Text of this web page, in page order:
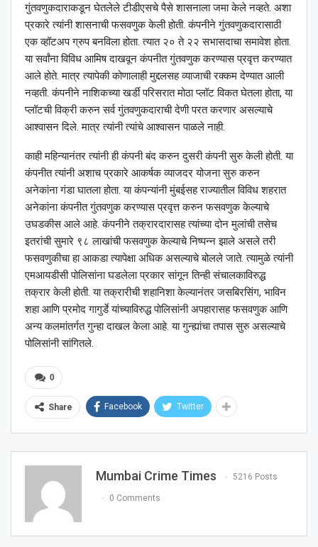
गुंतवणुकदाराकडून घेतलेले टीडीएसचे पैसे शासनाला जमा केले नव्हते. अशा
प्रकारे त्यांनी शासनाची फसवणुक केली होती. कंपनीने गुंतवणुकदारासाठी
एक व्हॉटअप ग्रुप बनविला होता. त्यात २० ते २२ सभासदाचा समावेश होता.
या सर्वांना विविध आमिष दाखवून कंपनीत गुंतवणुक करण्यास प्रवृत्त करण्यात
आले होते. मात्र त्यापेकी कोणालाही मुद्दलसह व्याजाची रक्कम देण्यात आली
नव्हती. कंपनीने नाशिकच्या खर्डी परिसरात मोठा प्लॉट विकत घेतला होता, या
प्लॉटची विक्री करुन सर्व गुंतवणुकदाराची देणी परत करणार असल्याचे
आश्‍वासन दिले. मात्र त्यांनी त्यांचे आश्‍वासन पाळले नाही.
काही महिन्यानंतर त्यांनी ही कंपनी बंद करुन दुसरी कंपनी सुरु केली होती. या
कंपनीत त्यांनी अशाच प्रकारे आकर्षक व्याजदर योजना सुरु करुन
अनेकांना गंडा घातला होता. या कंपन्यांनी मुंबईसह राज्यातील विविध शहरात
अनेकांना कंपनीत गुंतवणुक करण्यास प्रवृत्त करुन फसवणुक केल्याचे
उघडकीस आले आहे. कंपनीने तक्रारदारासह त्यांच्या दोन मुलांची तसेच
इतरांची सुमारे ९८ लाखांची फसवणुक केल्याचे निष्पन्न झाले असले तरी
फसवणुकीचा हा आकडा त्यापेक्षा अधिक असल्याचे बोलले जाते. त्यामुळे त्यांनी
एमआयडीसी पोलिसांना घडलेला प्रकार सांगून तिन्ही संचालकाविरुद्ध
तक्रार केली होती. या तक्रारीची शहानिशा केल्यानंतर जसबिरसिंग, भाविन
शहा आणि प्रमोद गागुर्डे यांच्याविरुद्ध पोलिसांनी अपहारासह फसवणुक आणि
अन्य कलमांतर्गत गुन्हा दाखल केला आहे. या गुन्ह्यांचा तपास सुरु असल्याचे
पोलिसांनी सांगितले.
0
Share Facebook Twitter
Mumbai Crime Times 5216 Posts
0 Comments